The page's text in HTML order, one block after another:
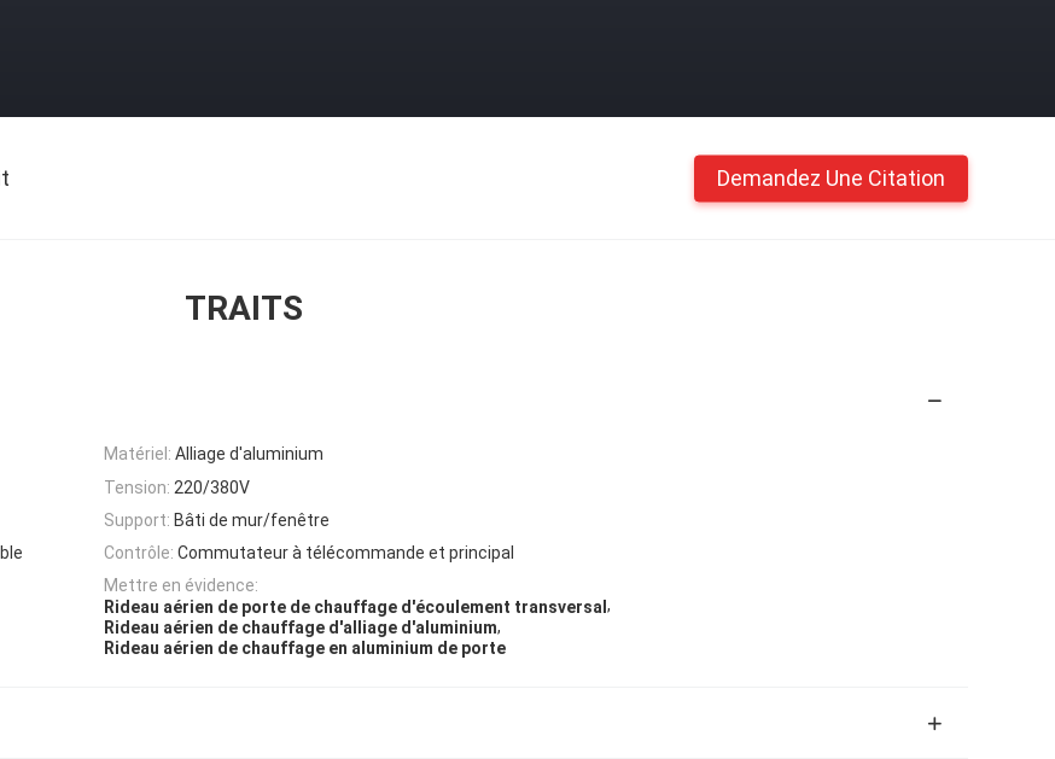
Demandez Une Citation
TRAITS
Matériel: Alliage d'aluminium
Tension: 220/380V
Support: Bâti de mur/fenêtre
Contrôle: Commutateur à télécommande et principal
Mettre en évidence:
Rideau aérien de porte de chauffage d'écoulement transversal ,
Rideau aérien de chauffage d'alliage d'aluminium,
Rideau aérien de chauffage en aluminium de porte